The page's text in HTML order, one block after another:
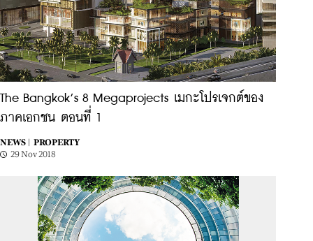
The Bangkok’s 8 Megaprojects เมกะโปรเจกต์ของ
ภาคเอกชน ตอนที่ 1
NEWS |
PROPERTY
29 Nov 2018